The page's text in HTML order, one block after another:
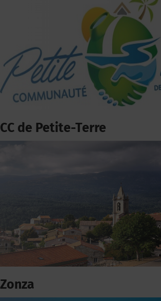
CC de Petite-Terre
Zonza